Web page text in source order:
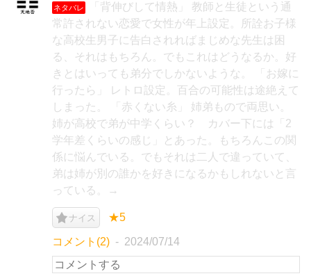
ネタバレ
「背伸びして情熱」 教師と生徒という通
常許されない恋愛で女性が年上設定。所詮お子様
な高校生男子に告白されればまじめな先生は困
る、それはもちろん。でもこれはどうなるか。好
きとはいっても弟分でしかないような。 「お嫁に
行ったら」 レトロ設定。百合の可能性は途絶えて
しまった。 「赤くない糸」 姉弟もので両思い。
姉が高校で弟が中学くらい？ カバー下には「2
学年差くらいの感じ」とあった。もちろんこの関
係に悩んでいる。でもそれは二人で違っていて、
弟は姉が別の誰かを好きになるかもしれないと言
っている。→
ナイス ★5
コメント(2) 2024/07/14